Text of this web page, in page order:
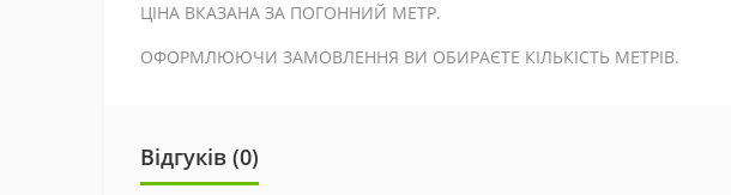
ЦІНА ВКАЗАНА ЗА ПОГОННИЙ МЕТР.
ОФОРМЛЮЮЧИ ЗАМОВЛЕННЯ ВИ ОБИРАЄТЕ КІЛЬКІСТЬ МЕТРІВ.
Відгуків (0)